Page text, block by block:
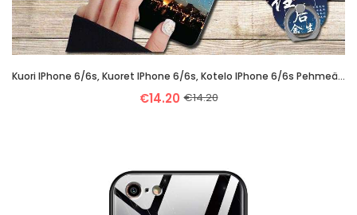
Kuori IPhone 6/6s, Kuoret IPhone 6/6s, Kotelo IPhone 6/6s Pehmeä Neste Puhelimen Musta Mustat
€14.20 €14.20